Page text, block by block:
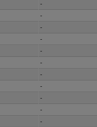
-
-
-
-
-
-
-
-
-
-
-